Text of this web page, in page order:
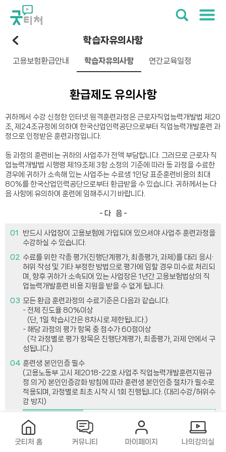
학습자유의사항
고용보험환급안내 학습자유의사항 연간교육일정
환급제도 유의사항
귀하께서 수강 신청한 인터넷 원격훈련과정은 근로자직업능력개발법 제20
조, 제24조규정에 의하여 한국산업인력공단으로부터 직업능력개발훈련 과
정으로 인정받은 훈련과정입니다.
동 과정의 훈련비는 귀하의 사업주가 전액 부담합니다. 그러므로 근로자 직
업능력개발법 시행령 제19조제 3항 소정의 기준에 따라 동 과정을 수료한
경우에 귀하가 소속해 있는 사업주는 수료생 1인당 표준훈련비용의 최대
80%를 한국산업인력공단으로부터 환급받을 수 있습니다. 귀하께서는 다
음 사항에 유의하여 훈련에 임해주시기 바랍니다.
- 다 음 -
반드시 사업장이 고용보험에 가입되어 있으셔야 사업주 훈련과정을
수강하실 수 있습니다.
수료를 위한 각종 평가(진행단계평가, 최종평가, 과제)를 대리 응시·
허위 작성 및 기타 부정한 방법으로 평가에 임할 경우 미수료 처리되
며, 향후 귀하가 소속되어 있는 사업장은 1년간 고용보험법상의 직
업능력개발훈련 비용 지원을 받을 수 없게 됩니다.
모든 환급 훈련과정의 수료기준은 다음과 같습니다.
- 전체 진도율 80%이상
(단, 1일 학습시간은 8차시로 제한됩니다.)
- 해당 과정의 평가 항목 중 점수가 60점이상
(각 과정별로 평가 항목은 진행단계평가, 최종평가, 과제 안에서 구
성됩니다.)
훈련생 본인인증 필수
(고용노동부 고시 제2018-22호 사업주 직업능력개발훈련지원규
정 의거) 본인인증강화 방침에 따라 훈련생 본인인증 절차가 필수로
적용되며, 과정별로 최초 시작 시 1회 진행됩니다. (대리수강/허위수
강 방지)
1일 진도 및 평가의 종류, 로그인 횟수와 관계없이 과정별로 최초
시작시 1회 본인인증
굿티처 홈 커뮤니티 마이페이지 나의강의실